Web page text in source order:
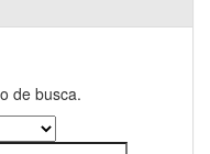
de busca.